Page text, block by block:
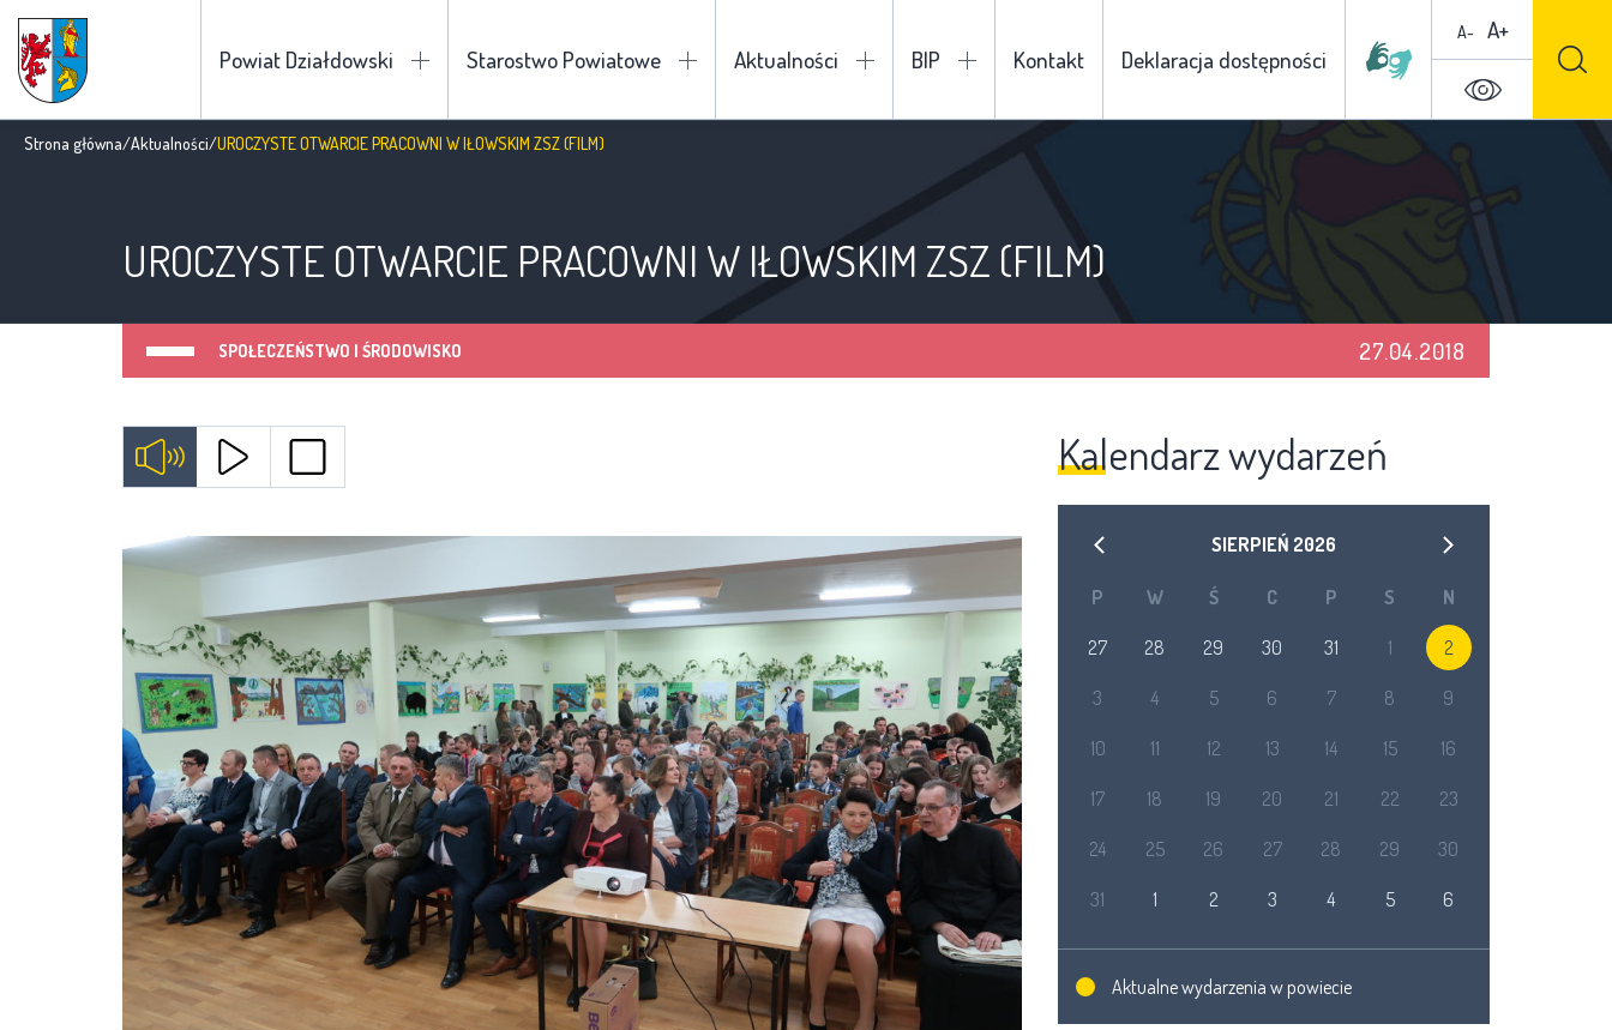
Powiat Działdowski Starostwo Powiatowe Aktualności BIP Kontakt Deklaracja dostępności
A- A+
Strona główna/Aktualności/UROCZYSTE OTWARCIE PRACOWNI W IŁOWSKIM ZSZ (FILM)
UROCZYSTE OTWARCIE PRACOWNI W IŁOWSKIM ZSZ (FILM)
SPOŁECZEŃSTWO I ŚRODOWISKO 27.04.2018
Kalendarz wydarzeń
SIERPIEŃ 2026
P W Ś C P S N
27 28 29 30 31 1 2
3 4 5 6 7 8 9
10 11 12 13 14 15 16
17 18 19 20 21 22 23
24 25 26 27 28 29 30
31 1 2 3 4 5 6
Aktualne wydarzenia w powiecie